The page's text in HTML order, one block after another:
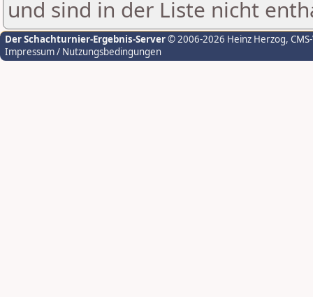
und sind in der Liste nicht
Der Schachturnier-Ergebnis-Server© 2006-2026 Heinz Herzog,
Impressum / Nutzungsbedingungen